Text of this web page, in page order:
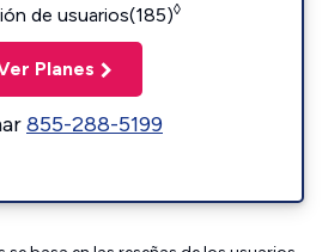
de usuarios(185)◊
Planes
855-288-5199